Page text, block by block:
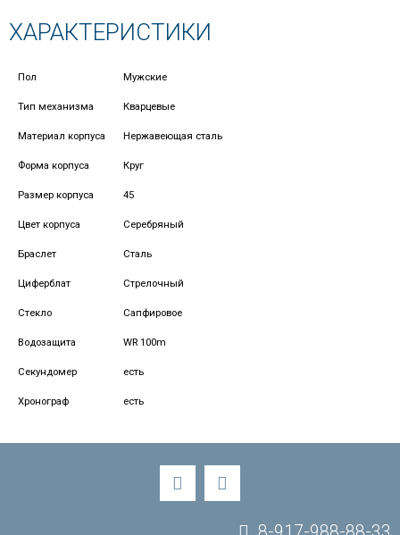
ХАРАКТЕРИСТИКИ
Пол Мужские
Тип механизма Кварцевые
Материал корпуса Нержавеющая сталь
Форма корпуса Круг
Размер корпуса 45
Цвет корпуса Серебряный
Браслет Сталь
Циферблат Стрелочный
Стекло Сапфировое
Водозащита WR 100m
Секундомер есть
Хронограф есть